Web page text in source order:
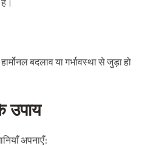
बदलाव या गर्भावस्था से जुड़ा हो
उपाय
अपनाएँ: